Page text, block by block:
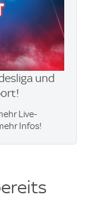
und
Live-
Infos!